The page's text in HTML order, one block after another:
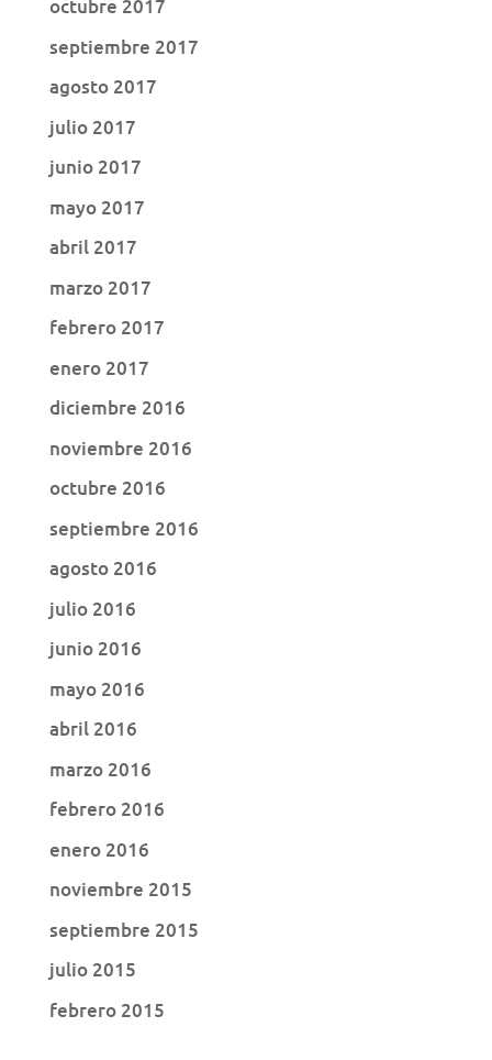
octubre 2017
septiembre 2017
agosto 2017
julio 2017
junio 2017
mayo 2017
abril 2017
marzo 2017
febrero 2017
enero 2017
diciembre 2016
noviembre 2016
octubre 2016
septiembre 2016
agosto 2016
julio 2016
junio 2016
mayo 2016
abril 2016
marzo 2016
febrero 2016
enero 2016
noviembre 2015
septiembre 2015
julio 2015
febrero 2015